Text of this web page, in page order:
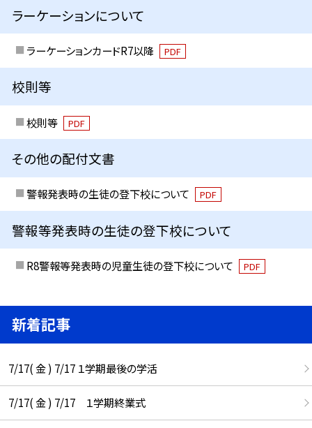
ラーケーションについて
ラーケーションカードR7以降 PDF
校則等
校則等 PDF
その他の配付文書
警報発表時の生徒の登下校について PDF
警報等発表時の生徒の登下校について
R8警報等発表時の児童生徒の登下校について PDF
新着記事
7/17( 金 ) 7/17 １学期最後の学活
7/17( 金 ) 7/17 １学期終業式